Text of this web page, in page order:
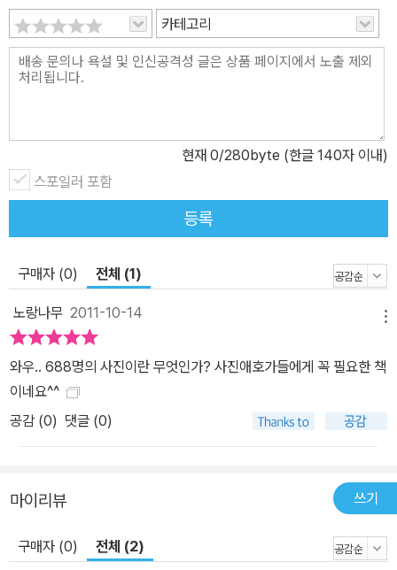
내려놓고 술잔을 기울 때 그는 잘도 요리조리 조그마한 카메라 속으
로 그들의 웃는 얼굴을, 피로에 절어 책상 한켠에서 쪽잠을 청하는 모
습을, 현장의 긴장이 가시지 않은 비장한 얼굴들을 한 장 한 장 주워
담았다. 재능 넘치는 후배들이 몇 차례 화려한 활약을 끝으로 사라져
일상을 채집했고 남들이 허투루 흘려보내는 사진에 대한 이야기들을
노트에 옮겨 적었고 잡지와 신문 이곳저곳에서 쪽 사진들을 잘라 스
크랩했다. 최대한 빠른 시간 내에 사진을 지면에 올려야 하는 보도사
진의 특성 때문에 상(像)이 떠오르기만 하면 제대로 정착액을 씻어낼
틈도 없이 데스크에 인화지를 넘긴 후 원본 필름이 어디 있는지 돌아
볼 짬도 없던 신문사에서도 그는 거칠게나마 자신의 사진을 한 장 씩
더 만들어 따로 모아두었다. 그때만 해도 우리 주변의 많은 일상들이
그토록 빨리 변해 사라지고 말 것이라는 것을 눈치 챈 사람들이 많지
않을 때였다. 최근 몇 년간 그가 하나하나 정리해 내고 있는 책과 전시
들은 그런 오랜 노력의 결과이다. 이따금 여러 차례 복제된 사진이 섞
여 화질이 거칠망정 그 시대를 기록하고 있는 사진의 힘은 여전하다.
그것이 사진의 존재 증명이다. <사진이 모든 것을 말해주었다>도 그
뷰에서, 방송에서, 그야말로 일상에서 예고 없이 마주쳤던 작은 만남
들을 모은 것이다. 고서 수집가의 눈이 수북하게 버려진 헌책 더미 가
운데서 날카롭게 보물을 찾아내듯, 우리가 흘려버리고 있던 사진에
대한 숱한 이야기들이 그의 포충망에 걸려 조심스레 이 책의 원고로
카테고리
현재 0/280byte (한글 140자 이내)
스포일러 포함
등록
구매자 (0) 전체 (1)
노랑나무 2011-10-14
와우.. 688명의 사진이란 무엇인가? 사진애호가들에게 꼭 필요한 책
이네요^^
공감 (0) 댓글 (0)
마이리뷰 쓰기
구매자 (0) 전체 (2)